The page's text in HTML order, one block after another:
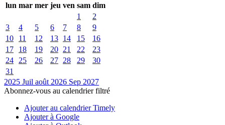
lun mar mer jeu ven sam dim
1
2
3
4 5 6 7 8
9
10
11 12 13 14 15
16
17
18 19 20 21 22
23
24
25 26 27 28 29
30
31
2025 Juil août 2026 Sep 2027
Abonnez-vous au calendrier filtré
Ajouter au calendrier Timely
Ajouter à Google